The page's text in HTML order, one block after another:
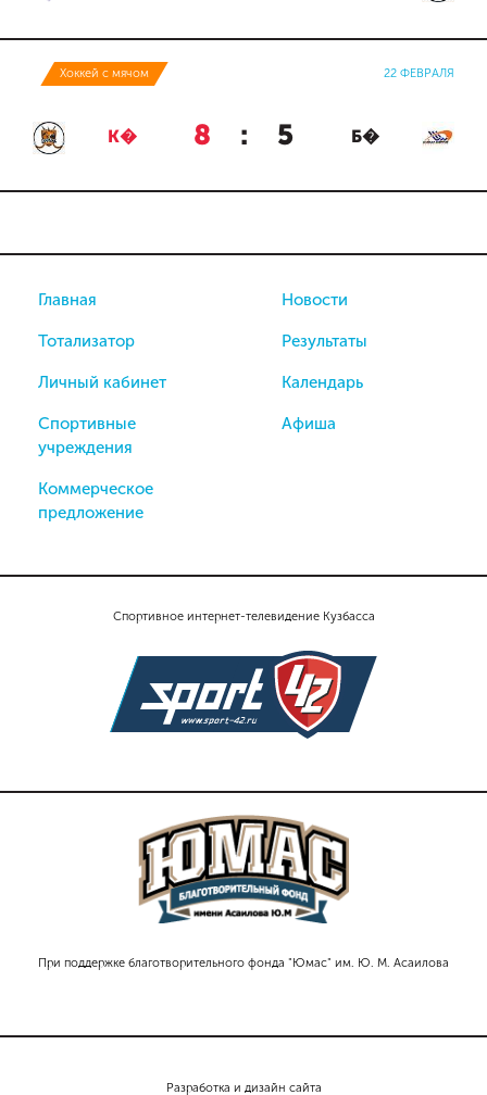
Хоккей с мячом 22 ФЕВРАЛЯ
К� 8 : 5 Б�
Спортивное интернет-телевидение Кузбасса
При поддержке благотворительного фонда "Юмас" им. Ю. М. Асаилова
Главная
Тотализатор
Личный кабинет
Спортивные
учреждения
Коммерческое
предложение
Новости
Результаты
Календарь
Афиша
Разработка и дизайн сайта